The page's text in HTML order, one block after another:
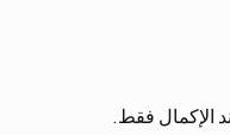
الإكمال فقط.